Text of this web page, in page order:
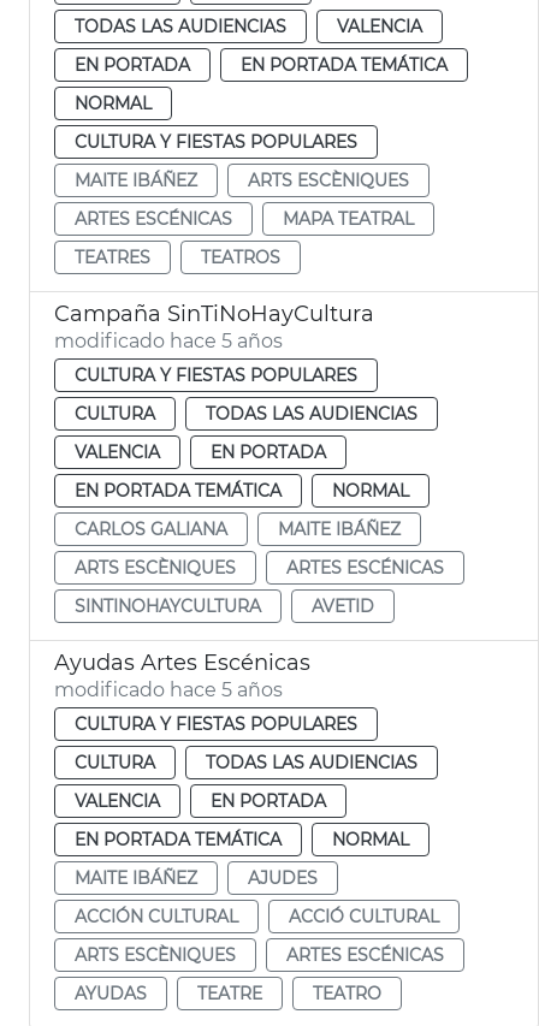
TODAS LAS AUDIENCIAS
VALENCIA
EN PORTADA
EN PORTADA TEMÁTICA
NORMAL
CULTURA Y FIESTAS POPULARES
MAITE IBÁÑEZ
ARTS ESCÈNIQUES
ARTES ESCÉNICAS
MAPA TEATRAL
TEATRES
TEATROS
Campaña SinTiNoHayCultura
modificado hace 5 años
CULTURA Y FIESTAS POPULARES
CULTURA
TODAS LAS AUDIENCIAS
VALENCIA
EN PORTADA
EN PORTADA TEMÁTICA
NORMAL
CARLOS GALIANA
MAITE IBÁÑEZ
ARTS ESCÈNIQUES
ARTES ESCÉNICAS
SINTINOHAYCULTURA
AVETID
Ayudas Artes Escénicas
modificado hace 5 años
CULTURA Y FIESTAS POPULARES
CULTURA
TODAS LAS AUDIENCIAS
VALENCIA
EN PORTADA
EN PORTADA TEMÁTICA
NORMAL
MAITE IBÁÑEZ
AJUDES
ACCIÓN CULTURAL
ACCIÓ CULTURAL
ARTS ESCÈNIQUES
ARTES ESCÉNICAS
AYUDAS
TEATRE TEATRO